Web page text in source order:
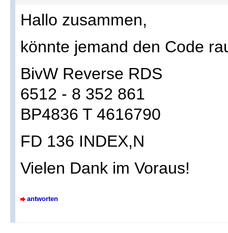
Hallo zusammen,
könnte jemand den Code
BivW Reverse RDS
6512 - 8 352 861
BP4836 T 4616790
FD 136 INDEX,N
Vielen Dank im Voraus!
antworten